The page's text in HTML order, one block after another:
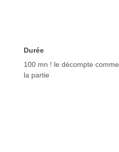
Durée
100 mn ! le décompte
la partie